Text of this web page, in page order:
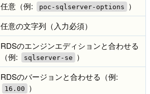
任意（例: poc-sqlserver-options
）
任意の文字列（入力必須）
RDSのエンジンエディションと合わせる
（例:
sqlserver-se
）
RDSのバージョンと合わせる（例:
16.00 ）